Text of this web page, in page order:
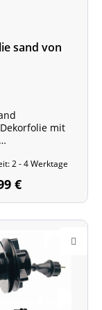
sand von
mit
1 Laufmeter
2 - 4 Werktage
€